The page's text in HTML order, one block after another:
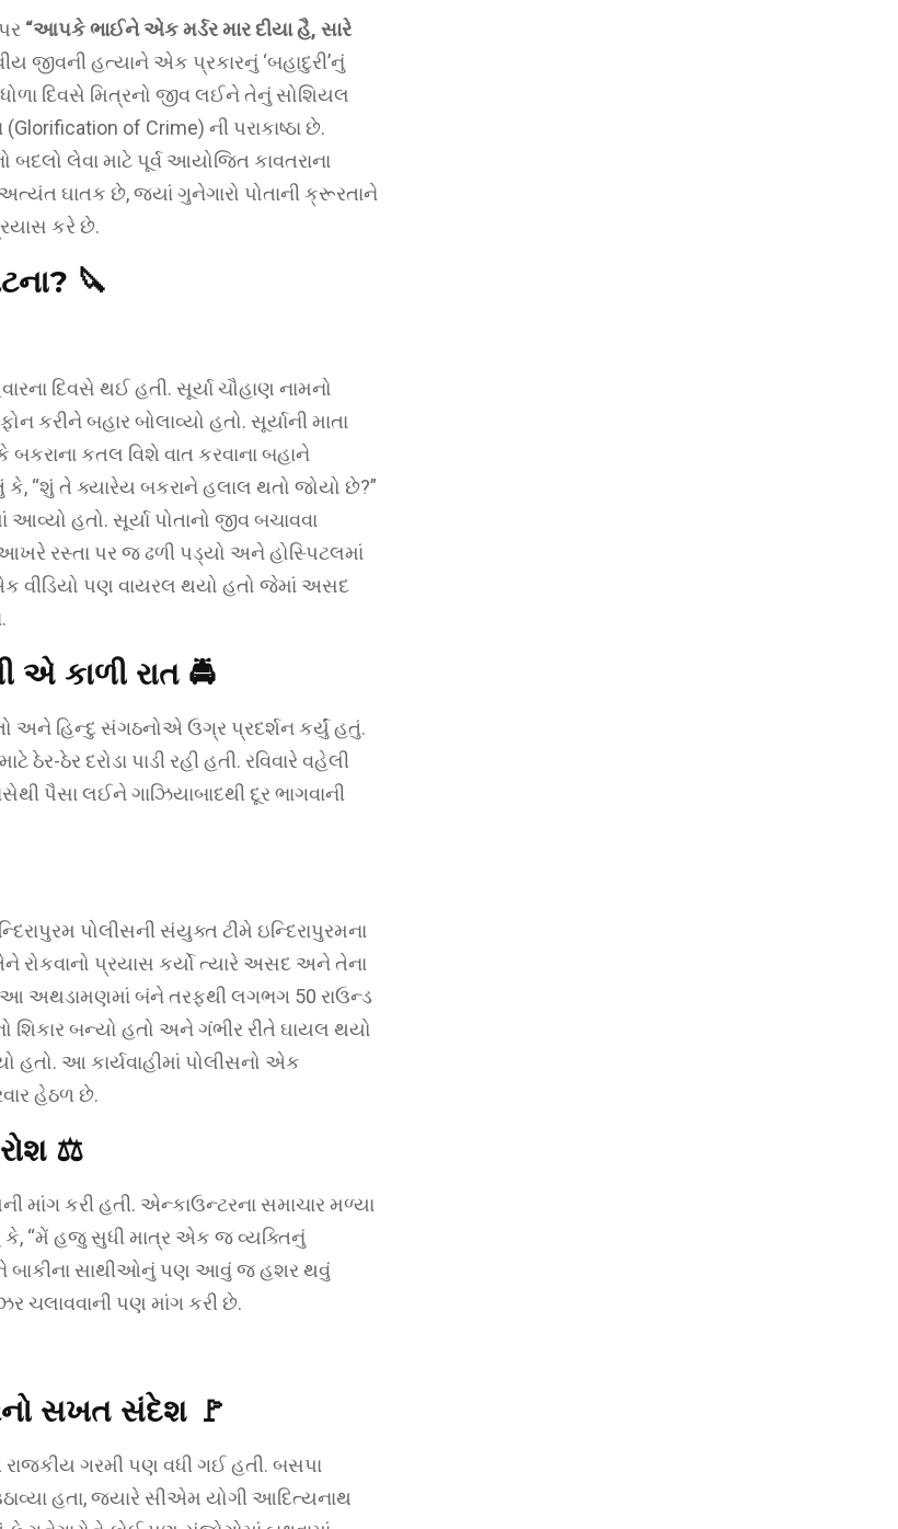
“આપકે ભાઈને એક મર્ડર માર દીયા હૈ, સારે
જીવની હત્યાને એક પ્રકારનું ‘બહાદુરી’નું
દિવસે મિત્રનો જીવ લઈને તેનું સોશિયલ
of Crime) ની પરાકાષ્ઠા છે.
લેવા માટે પૂર્વ આયોજિત કાવતરાના
ઘાતક છે, જ્યાં ગુનેગારો પોતાની ક્રૂરતાને
કરે છે.
🔪
દિવસે થઈ હતી. સૂર્યા ચૌહાણ નામનો
કરીને બહાર બોલાવ્યો હતો. સૂર્યાની માતા
કતલ વિશે વાત કરવાના બહાને
“શું તે ક્યારેય બકરાને હલાલ થતો જોયો છે?”
આવ્યો હતો. સૂર્યા પોતાનો જીવ બચાવવા
રસ્તા પર જ ઢળી પડ્યો અને હોસ્પિટલમાં
વીડિયો પણ વાયરલ થયો હતો જેમાં અસદ
કાળી રાત 🚔
અને હિન્દુ સંગઠનોએ ઉગ્ર પ્રદર્શન કર્યું હતું.
ઠેર દરોડા પાડી રહી હતી. રવિવારે વહેલી
પૈસા લઈને ગાઝિયાબાદથી દૂર ભાગવાની
પોલીસની સંયુક્ત ટીમે ઇન્દિરાપુરમના
રોકવાનો પ્રયાસ કર્યો ત્યારે અસદ અને તેના
આ અથડામણમાં બંને તરફથી લગભગ 50 રાઉન્ડ
બન્યો હતો અને ગંભીર રીતે ઘાયલ થયો
હતો. આ કાર્યવાહીમાં પોલીસનો એક
હેઠળ છે.
⚖️
માંગ કરી હતી. એન્કાઉન્ટરના સમાચાર મળ્યા
કે, “મેં હજુ સુધી માત્ર એક જ વ્યક્તિનું
બાકીના સાથીઓનું પણ આવું જ હશર થવું
ચલાવવાની પણ માંગ કરી છે.
સખત સંદેશ 🚩
ગરમી પણ વધી ગઈ હતી. બસપા
હતા, જ્યારે સીએમ યોગી આદિત્યનાથ